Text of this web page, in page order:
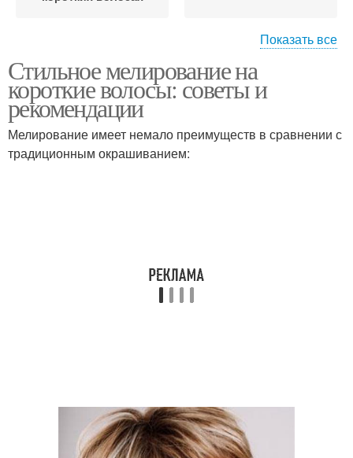
коротких волосах
волосы
Волосы с
темные волосы
Модное мелирование
Показать все
Стильное мелирование на
короткие волосы: советы и
рекомендации
Мелирование имеет немало преимуществ в сравнении с
традиционным окрашиванием: